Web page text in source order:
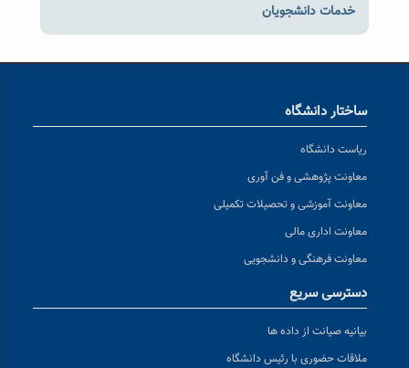
خدمات دانشجویان
ساختار دانشگاه
ریاست دانشگاه
معاونت پژوهشی و فن آوری
معاونت آموزشی و تحصیلات تکمیلی
معاونت اداری مالی
معاونت فرهنگی و دانشجویی
دسترسی سریع
بیانیه صیانت از داده ها
ملاقات حضوری با رئیس دانشگاه